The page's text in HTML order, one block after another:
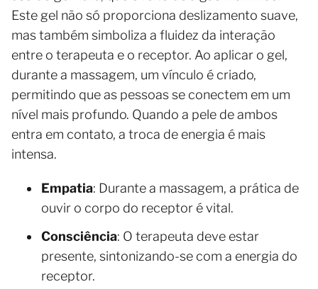
Este gel não só proporciona deslizamento suave,
mas também simboliza a fluidez da interação
entre o terapeuta e o receptor. Ao aplicar o gel,
durante a massagem, um vínculo é criado,
permitindo que as pessoas se conectem em um
nível mais profundo. Quando a pele de ambos
entra em contato, a troca de energia é mais
intensa.
Empatia: Durante a massagem, a prática de
ouvir o corpo do receptor é vital.
Consciência: O terapeuta deve estar
presente, sintonizando-se com a energia do
receptor.